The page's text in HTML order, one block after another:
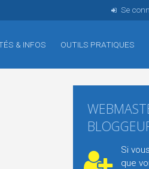
Se
& INFOS OUTILS PRATIQUES
Si
que